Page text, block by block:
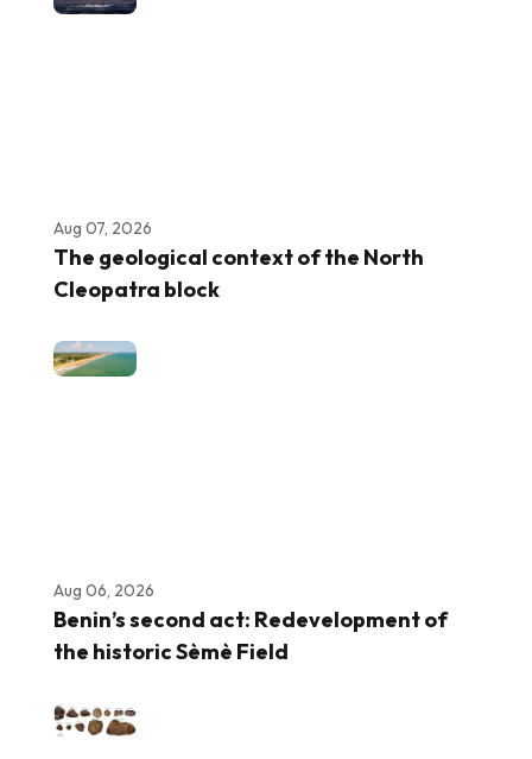
Aug 07, 2026
The geological context of the North
Cleopatra block
Aug 06, 2026
Benin’s second act: Redevelopment of
the historic Sèmè Field